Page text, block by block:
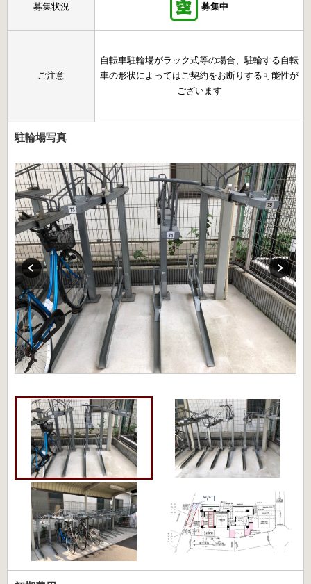
募集状況 募集中
ご注意
自転車駐輪場がラック式等の場合、駐輪する自転
車の形状によってはご契約をお断りする可能性が
ございます
駐輪場写真